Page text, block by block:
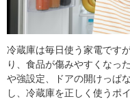
冷蔵庫は毎日使う家電です
り、食品が傷みやすくなっ
や強設定、ドアの開けっぱ
し、冷蔵庫を正しく使うポ